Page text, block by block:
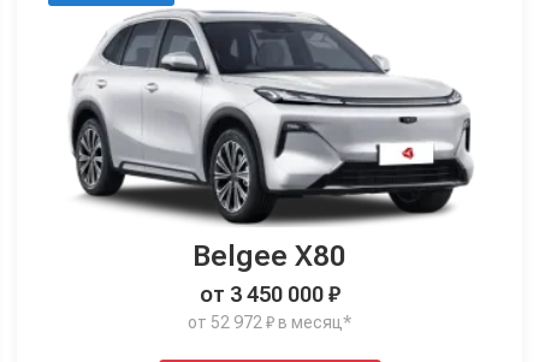
Belgee X80
от 3 450 000 ₽
от 52 972 ₽ в месяц*